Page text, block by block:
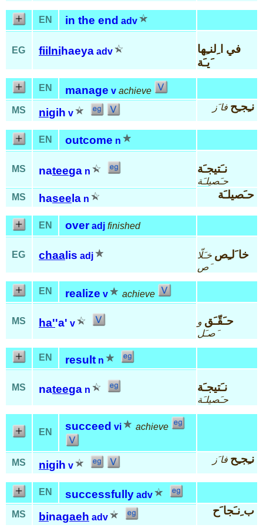
EN in the end adv
EG fiil nihaeya adv
في ا ِلنـِها
َيـَة
EN manage v achieve
MS
nigih v
نـِجـِح فا َز
EN outcome n
MS nateega n نـَتيجـَة
حـَصيلـَة
MS
hasee la n حـَصيلـَة
EN over adj finished
EG chaa lis adj خا َلـِص خـَلّا
َص
EN realize v achieve
MS ha''a' v حـَقّـَق و
َصـَل
EN result n
MS nateega n نـَتيجـَة
حـَصيلـَة
EN succeed vi achieve
MS nigih v
نـِجـِح فا َز
EN successfully adv
MS
binagaeh adv
ب ِنـَجا َح